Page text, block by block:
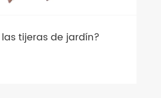
tijeras de jardín?